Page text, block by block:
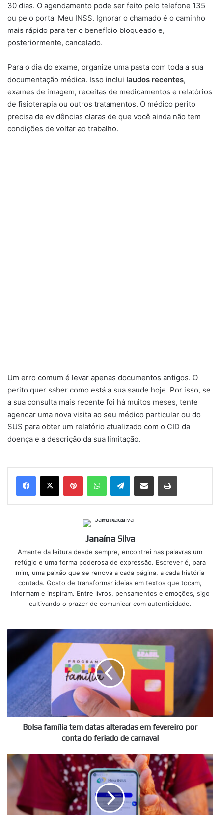
30 dias. O agendamento pode ser feito pelo telefone 135
ou pelo portal Meu INSS. Ignorar o chamado é o caminho
mais rápido para ter o benefício bloqueado e,
posteriormente, cancelado.
Para o dia do exame, organize uma pasta com toda a sua
documentação médica. Isso inclui laudos recentes,
exames de imagem, receitas de medicamentos e relatórios
de fisioterapia ou outros tratamentos. O médico perito
precisa de evidências claras de que você ainda não tem
condições de voltar ao trabalho.
Um erro comum é levar apenas documentos antigos. O
perito quer saber como está a sua saúde hoje. Por isso, se
a sua consulta mais recente foi há muitos meses, tente
agendar uma nova visita ao seu médico particular ou do
SUS para obter um relatório atualizado com o CID da
doença e a descrição da sua limitação.
PinterestWhatsAppTelegramCompartilhar via e-mail Imprimir
Janaína Silva
Amante da leitura desde sempre, encontrei nas palavras um
refúgio e uma forma poderosa de expressão. Escrever é, para
mim, uma paixão que se renova a cada página, a cada história
contada. Gosto de transformar ideias em textos que tocam,
informam e inspiram. Entre livros, pensamentos e emoções, sigo
cultivando o prazer de comunicar com autenticidade.
família
tem
datas
alteradas
por
conta
carnaval
Bolsa família tem datas alteradas em fevereiro por
conta do feriado de carnaval
Saiba
como
consultar
o
resultado